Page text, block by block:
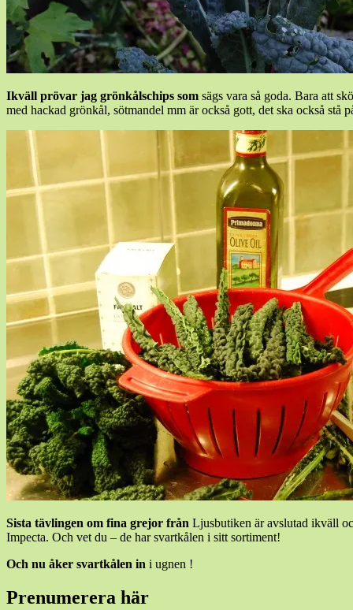
Ikväll prövar jag grönkålschips som sägs vara så goda. Bara att
med hackad grönkål, sötmandel mm är också gott, det ska också stå
Sista tävlingen om fina grejor från Ljusbutiken är avslutad ikväll
Impecta. Och vet du – de har svartkålen i sitt sortiment!
Och nu åker svartkålen in i ugnen !
Prenumerera här